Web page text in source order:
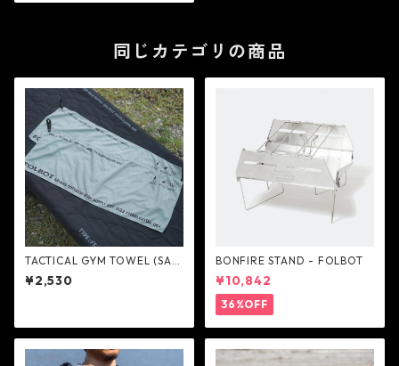
同じカテゴリの商品
TACTICAL GYM TOWEL (SAG
E GREEN） - FOLBOT
¥2,530
BONFIRE STAND - FOLBOT
¥10,842
36%OFF